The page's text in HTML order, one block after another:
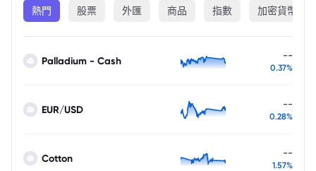
熱門 股票 外匯 商品 指數 加密貨幣
Palladium - Cash --
0.37%
EUR/USD --
0.28%
Cotton --
1.57%